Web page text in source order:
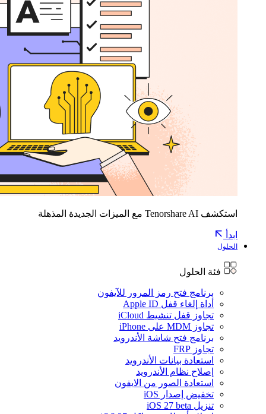
استكشف Tenorshare AI مع الميزات الجديدة المذهلة
ابدأ
الحلول
فئة الحلول
برنامج فتح رمز المرور للآيفون
أداة إلغاء قفل Apple ID
تجاوز قفل تنشيط iCloud
تجاوز MDM على iPhone
برنامج فتح شاشة الأندرويد
تجاوز FRP
استعادة بيانات الأندرويد
إصلاح نظام الأندرويد
استعادة الصور من الايفون
تخفيض إصدار iOS
تنزيل iOS 27 beta